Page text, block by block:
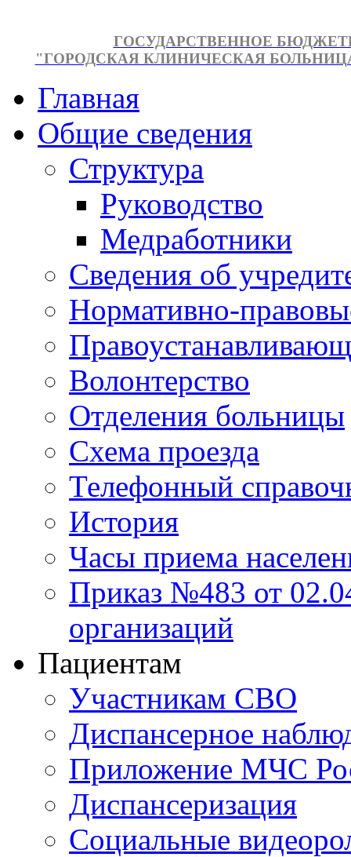
ГОСУДАРСТВЕННОЕ
"ГОРОДСКАЯ КЛИНИЧЕСКАЯ
Главная
Общие сведения
Структура
Руководство
Медработники
Сведения об
Нормативно-
Волонтерство
Отделения больницы
Схема проезда
Телефонный
История
Часы приема
Приказ №483 от
организаций
Пациентам
Участникам СВО
Диспансерное
Приложение МЧС
Диспансеризация
Социальные